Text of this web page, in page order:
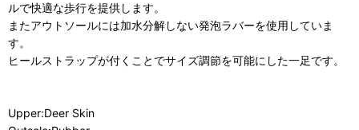
ルで快適な歩行を提供します。
またアウトソールには加水分解しない発泡ラバーを使用していま
す。
ヒールストラップが付くことでサイズ調節を可能にした一足です。
Upper:Deer Skin